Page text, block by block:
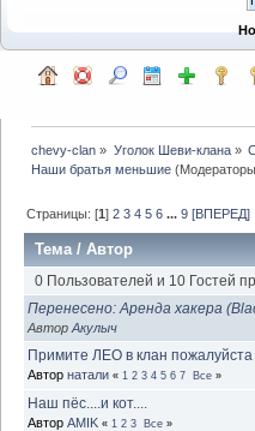
chevy-clan » Уголок Шеви-клана»
Наши братья меньшие
Страницы: [1]2 3 4 5 6 ...9 [ВПЕРЕД]
Тема /Автор
0 Пользователей и 10 Гостей
Перенесено: Аренда хакера
Автор Акулыч
Примите ЛЕО в клан пожалуйста
Автор натали « 1 2 3 4 5 6 7 Все »
Наш пёс....и кот....
Автор AMIK « 1 2 3 Все »